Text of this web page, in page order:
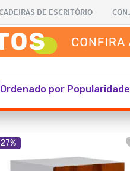
Ordenado por Popularidade
27%